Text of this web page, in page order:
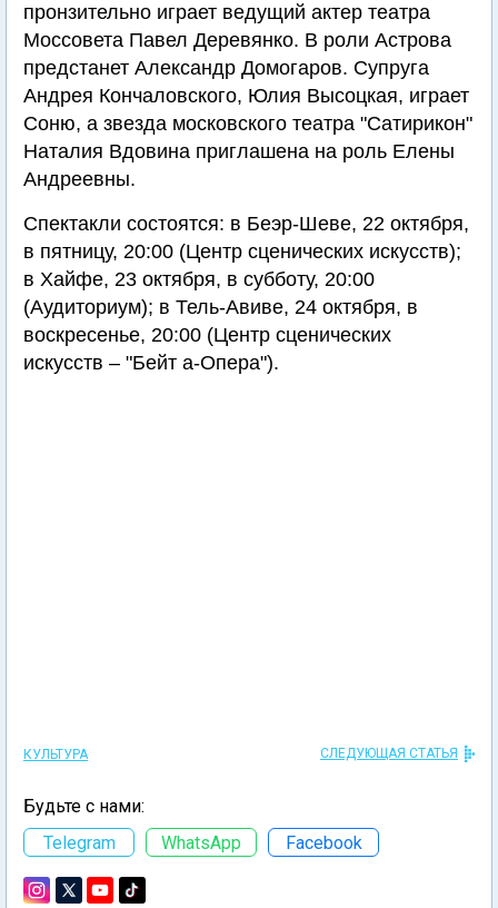
пронзительно играет ведущий актер театра
Моссовета Павел Деревянко. В роли Астрова
предстанет Александр Домогаров. Супруга
Андрея Кончаловского, Юлия Высоцкая, играет
Соню, а звезда московского театра "Сатирикон"
Наталия Вдовина приглашена на роль Елены
Андреевны.
Спектакли состоятся: в Беэр-Шеве, 22 октября,
в пятницу, 20:00 (Центр сценических искусств);
в Хайфе, 23 октября, в субботу, 20:00
(Аудиториум); в Тель-Авиве, 24 октября, в
воскресенье, 20:00 (Центр сценических
искусств – "Бейт а-Опера").
КУЛЬТУРА СЛЕДУЮЩАЯ СТАТЬЯ
Будьте с нами:
Telegram
WhatsApp Facebook